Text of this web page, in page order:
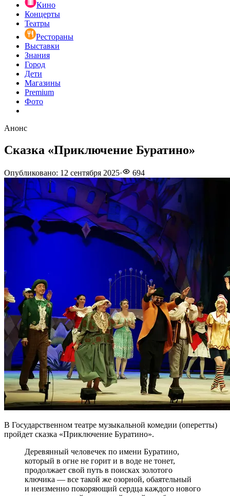
Кино
Концерты
Театры
Рестораны
Выставки
Знания
Город
Дети
Магазины
Premium
Фото
Анонс
Сказка «Приключение Буратино»
Опубликовано: 12 сентября 2025· 694
В Государственном театре музыкальной комедии (оперетты)
пройдет сказка «Приключение Буратино».
Деревянный человечек по имени Буратино,
который в огне не горит и в воде не тонет,
продолжает свой путь в поисках золотого
ключика — все такой же озорной, обаятельный
и неизменно покоряющий сердца каждого нового